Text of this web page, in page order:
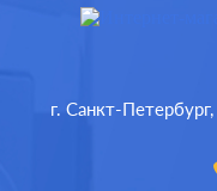
г. Санкт-Петербург,